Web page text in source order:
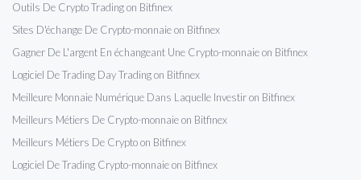
Outils De Crypto Trading on Bitfinex
Sites D'échange De Crypto-monnaie on Bitfinex
Gagner De L'argent En échangeant Une Crypto-monnaie on Bitfinex
Logiciel De Trading Day Trading on Bitfinex
Meilleure Monnaie Numérique Dans Laquelle Investir on Bitfinex
Meilleurs Métiers De Crypto-monnaie on Bitfinex
Meilleurs Métiers De Crypto on Bitfinex
Logiciel De Trading Crypto-monnaie on Bitfinex